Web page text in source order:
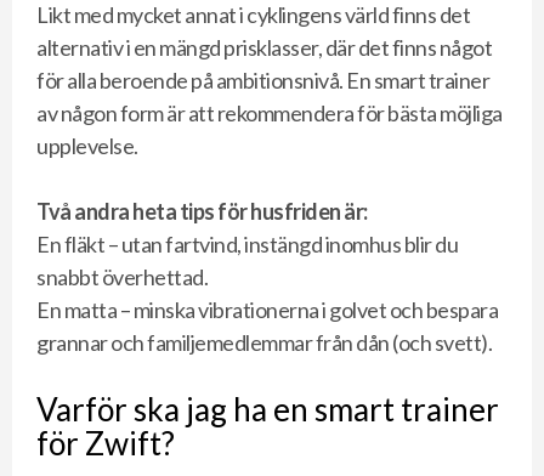
Likt med mycket annat i cyklingens värld finns det
alternativ i en mängd prisklasser, där det finns något
för alla beroende på ambitionsnivå. En smart trainer
av någon form är att rekommendera för bästa möjliga
upplevelse.
Två andra heta tips för husfriden är:
En fläkt – utan fartvind, instängd inomhus blir du
snabbt överhettad.
En matta – minska vibrationerna i golvet och bespara
grannar och familjemedlemmar från dån (och svett).
Varför ska jag ha en smart trainer
för Zwift?